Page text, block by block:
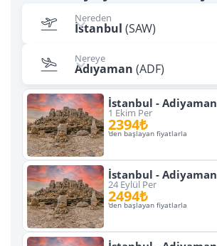
Nereden
İstanbul (SAW)
Nereye
Adıyaman (ADF)
İstanbul - Adiyaman
1 Ekim Per
2394₺
'den başlayan fiyatlarla
İstanbul - Adiyaman
24 Eylül Per
2494₺
'den başlayan fiyatlarla